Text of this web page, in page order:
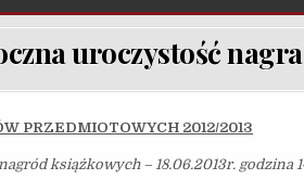
uroczystość
PRZEDMIOTOWYCH 2012/2013
książkowych – 18.06.2013r. godzina